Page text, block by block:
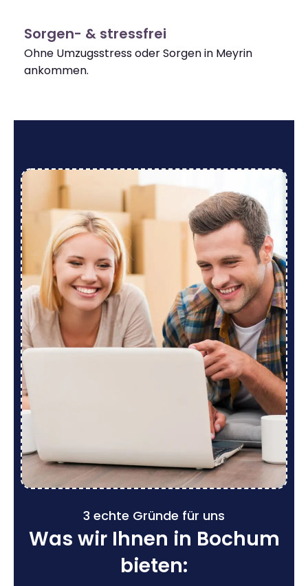
Sorgen- & stressfrei
Ohne Umzugsstress oder Sorgen in Meyrin
ankommen.
3 echte Gründe für uns
Was wir Ihnen in Bochum
bieten: